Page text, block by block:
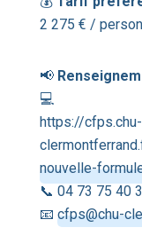
2 275 € /
📢
💻
https://cfps.chu-
nouvelle-
📞 04 73 75 40
📧 cfps@chu-